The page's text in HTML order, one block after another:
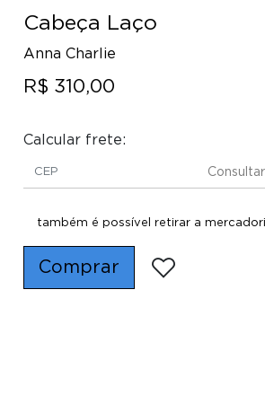
Cabeça Laço
Anna Charlie
R$ 310,00
Calcular frete:
Consultar
também é possível retirar a
Comprar